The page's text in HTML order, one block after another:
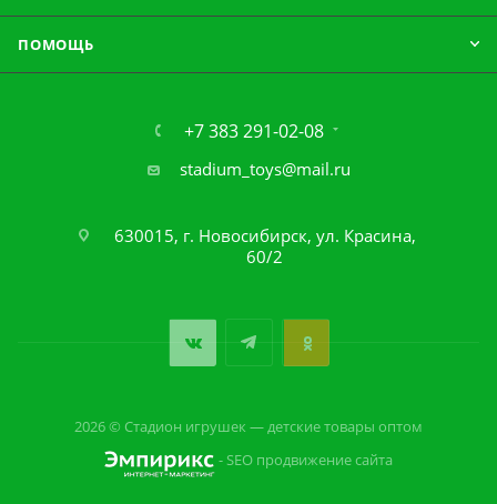
ПОМОЩЬ
+7 383 291-02-08
stadium_toys@mail.ru
630015, г. Новосибирск, ул. Красина,
60/2
2026 © Стадион игрушек — детские товары оптом
- SEO продвижение сайта